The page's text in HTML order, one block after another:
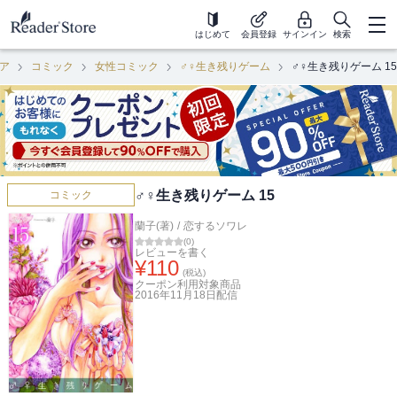
はじめて 会員登録 サインイン 検索
コミック 女性コミック ♂♀生き残りゲーム ♂♀生き残りゲーム 15
コミック ♂♀生き残りゲーム 15
蘭子(著) / 恋するソワレ
(0)
レビューを書く
¥110 (税込)
クーポン利用対象商品
2016年11月18日 配信